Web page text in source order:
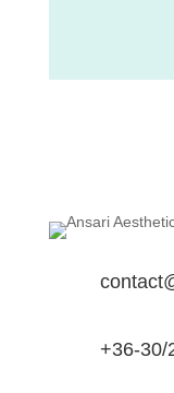
+36-30/